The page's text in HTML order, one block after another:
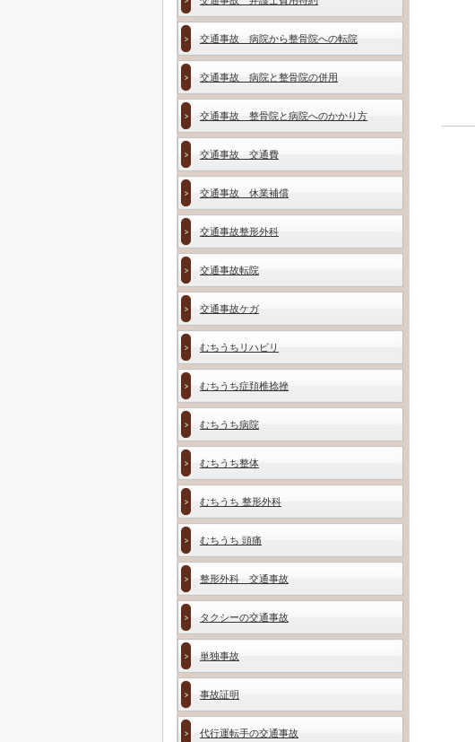
交通事故 病院から整骨院への転院
交通事故 病院と整骨院の併用
交通事故 整骨院と病院へのかかり方
交通事故 交通費
交通事故 休業補償
交通事故整形外科
交通事故転院
交通事故ケガ
むちうちリハビリ
むちうち症頚椎捻挫
むちうち病院
むちうち整体
むちうち 整形外科
むちうち 頭痛
整形外科 交通事故
タクシーの交通事故
単独事故
事故証明
代行運転手の交通事故